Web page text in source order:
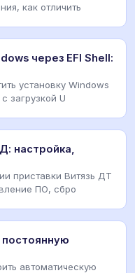
как отличить
через EFI Shell:
установку Windows
загрузкой U
настройка,
приставки Витязь ДТ
ПО, сбро
постоянную
автоматическую